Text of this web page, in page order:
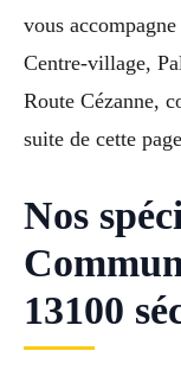
vous
Centre-village,
Route Cézanne,
suite de cette
Nos
13100